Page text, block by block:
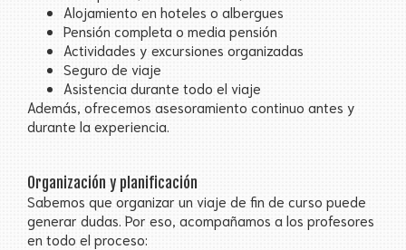
Alojamiento en hoteles o albergues
Pensión completa o media pensión
Actividades y excursiones organizadas
Seguro de viaje
Asistencia durante todo el viaje
Además, ofrecemos asesoramiento continuo antes y
durante la experiencia.
Organización y planificación
Sabemos que organizar un viaje de fin de curso puede
generar dudas. Por eso, acompañamos a los profesores
en todo el proceso: